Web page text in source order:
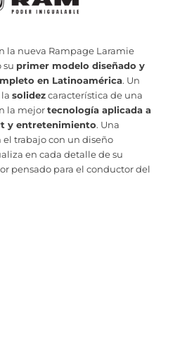
la nueva Rampage Laramie
su primer modelo diseñado y
en Latinoamérica. Un
solidezcaracterística de una
la mejortecnología aplicada a
y entretenimiento. Una
trabajo con un diseño
en cada detalle de su
pensado para el conductor del